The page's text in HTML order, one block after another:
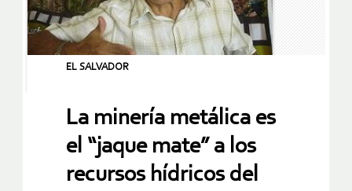
EL SALVADOR
La minería metálica es
el “jaque mate” a los
recursos hídricos del